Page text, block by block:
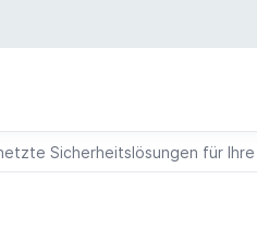
Sicherheitslösungen für